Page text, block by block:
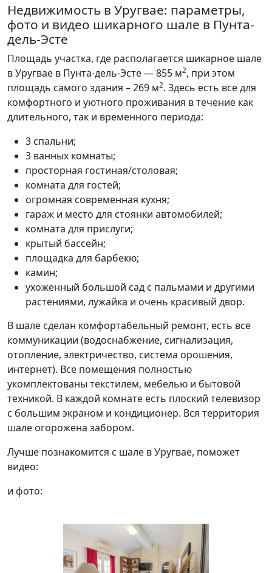
Недвижимость в Уругвае: параметры,
фото и видео шикарного шале в Пунта-
дель-Эсте
Площадь участка, где располагается шикарное шале
в Уругвае в Пунта-дель-Эсте — 855 м2, при этом
площадь самого здания – 269 м2. Здесь есть все для
комфортного и уютного проживания в течение как
длительного, так и временного периода:
3 спальни;
3 ванных комнаты;
просторная гостиная/столовая;
комната для гостей;
огромная современная кухня;
гараж и место для стоянки автомобилей;
комната для прислуги;
крытый бассейн;
площадка для барбекю;
камин;
ухоженный большой сад с пальмами и другими
растениями, лужайка и очень красивый двор.
В шале сделан комфортабельный ремонт, есть все
коммуникации (водоснабжение, сигнализация,
отопление, электричество, система орошения,
интернет). Все помещения полностью
укомплектованы текстилем, мебелью и бытовой
техникой. В каждой комнате есть плоский телевизор
с большим экраном и кондиционер. Вся территория
шале огорожена забором.
Лучше познакомится с шале в Уругвае, поможет
видео:
и фото: